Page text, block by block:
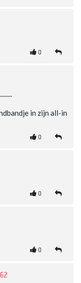
0
in zijn all-in
0
0
0